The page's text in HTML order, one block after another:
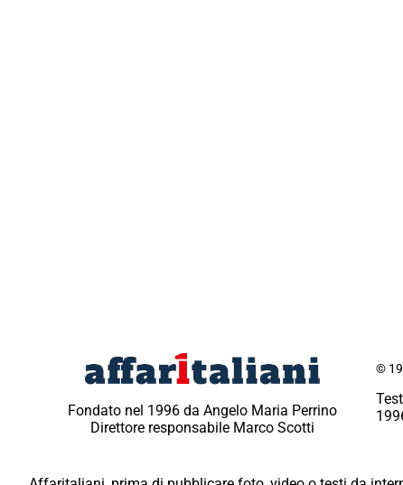
Fondato nel 1996 da Angelo Maria Perrino
Direttore responsabile Marco Scotti
©